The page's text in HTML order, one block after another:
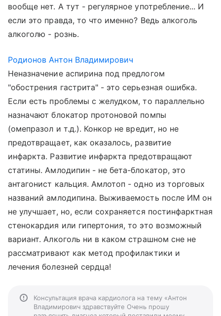
вообще нет. А тут - регулярное употребление... И
если это правда, то что именно? Ведь алкоголь
алкоголю - рознь.
Родионов Антон Владимирович
Неназначение аспирина под предлогом
"обострения гастрита" - это серьезная ошибка.
Если есть проблемы с желудком, то параллельно
назначают блокатор протоновой помпы
(омепразол и т.д.). Конкор не вредит, но не
предотвращает, как оказалось, развитие
инфаркта. Развитие инфаркта предотвращают
статины. Амлодипин - не бета-блокатор, это
антагонист кальция. Амлотоп - одно из торговых
названий амлодипина. Выживаемость после ИМ он
не улучшает, но, если сохраняется постинфарктная
стенокардия или гипертония, то это возможный
вариант. Алкоголь ни в каком страшном сне не
рассматривают как метод профилактики и
лечения болезней сердца!
Консультация врача кардиолога на тему «Антон
Владимирович здравствуйте Очень прошу